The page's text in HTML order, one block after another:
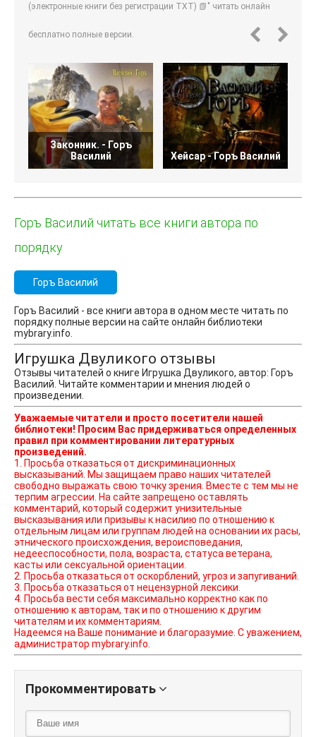
(электронные книги без регистрации TXT) 📗" читать онлайн
бесплатно полные версии.
Законник. - Горъ
Василий
Хейсар - Горъ Василий
Горъ Василий читать все книги автора по
порядку
Горъ Василий
Горъ Василий - все книги автора в одном месте читать по
порядку полные версии на сайте онлайн библиотеки
mybrary.info.
Игрушка Двуликого отзывы
Отзывы читателей о книге Игрушка Двуликого, автор: Горъ
Василий. Читайте комментарии и мнения людей о
произведении.
Уважаемые читатели и просто посетители нашей
библиотеки! Просим Вас придерживаться определенных
правил при комментировании литературных
произведений.
1. Просьба отказаться от дискриминационных
высказываний. Мы защищаем право наших читателей
свободно выражать свою точку зрения. Вместе с тем мы не
терпим агрессии. На сайте запрещено оставлять
комментарий, который содержит унизительные
высказывания или призывы к насилию по отношению к
отдельным лицам или группам людей на основании их расы,
этнического происхождения, вероисповедания,
недееспособности, пола, возраста, статуса ветерана,
касты или сексуальной ориентации.
2. Просьба отказаться от оскорблений, угроз и запугиваний.
3. Просьба отказаться от нецензурной лексики.
4. Просьба вести себя максимально корректно как по
отношению к авторам, так и по отношению к другим
читателям и их комментариям.
Надеемся на Ваше понимание и благоразумие. С уважением,
администратор mybrary.info.
Прокомментировать